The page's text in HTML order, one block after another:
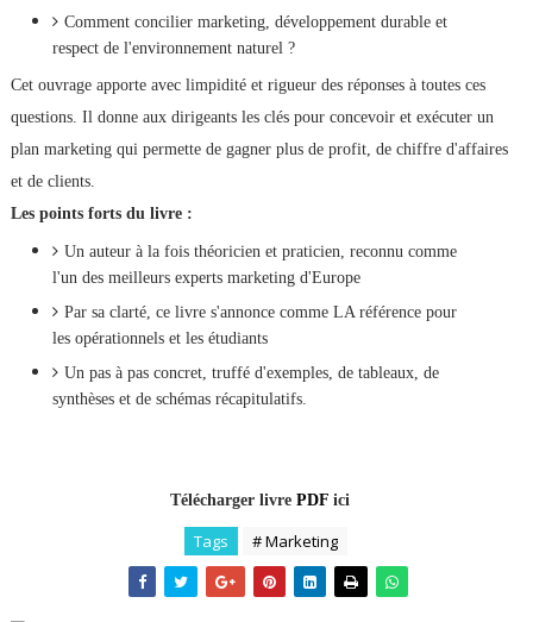
Comment concilier marketing, développement durable et
respect de l'environnement naturel ?
Cet ouvrage apporte avec limpidité et rigueur des réponses à toutes ces
questions. Il donne aux dirigeants les clés pour concevoir et exécuter un
plan marketing qui permette de gagner plus de profit, de chiffre d'affaires
et de clients.
Les points forts du livre :
Un auteur à la fois théoricien et praticien, reconnu comme
l'un des meilleurs experts marketing d'Europe
Par sa clarté, ce livre s'annonce comme LA référence pour
les opérationnels et les étudiants
Un pas à pas concret, truffé d'exemples, de tableaux, de
synthèses et de schémas récapitulatifs.
Télécharger livrePDF ici
Tags # Marketing